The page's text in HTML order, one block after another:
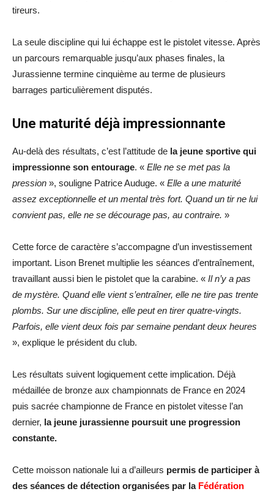
tireurs.
La seule discipline qui lui échappe est le pistolet vitesse. Après
un parcours remarquable jusqu’aux phases finales, la
Jurassienne termine cinquième au terme de plusieurs
barrages particulièrement disputés.
Une maturité déjà impressionnante
Au-delà des résultats, c’est l’attitude de la jeune sportive qui
impressionne son entourage. « Elle ne se met pas la
pression », souligne Patrice Auduge. « Elle a une maturité
assez exceptionnelle et un mental très fort. Quand un tir ne lui
convient pas, elle ne se décourage pas, au contraire. »
Cette force de caractère s’accompagne d’un investissement
important. Lison Brenet multiplie les séances d’entraînement,
travaillant aussi bien le pistolet que la carabine. « Il n’y a pas
de mystère. Quand elle vient s’entraîner, elle ne tire pas trente
plombs. Sur une discipline, elle peut en tirer quatre-vingts.
Parfois, elle vient deux fois par semaine pendant deux heures
», explique le président du club.
Les résultats suivent logiquement cette implication. Déjà
médaillée de bronze aux championnats de France en 2024
puis sacrée championne de France en pistolet vitesse l’an
dernier, la jeune jurassienne poursuit une progression
constante.
Cette moisson nationale lui a d’ailleurs permis de participer à
des séances de détection organisées par laFédération